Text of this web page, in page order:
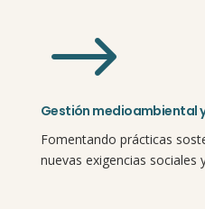
$
Gestión medioambiental
Fomentando prácticas
nuevas exigencias sociales